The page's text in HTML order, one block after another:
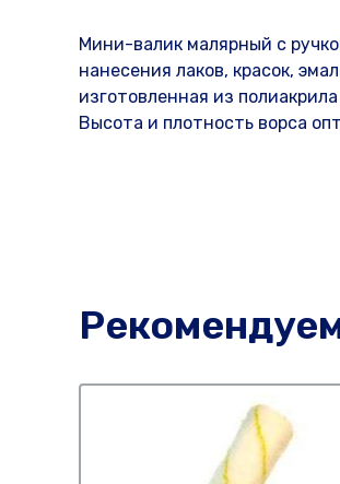
Мини-валик малярный с
нанесения лаков, красок,
изготовленная из
Высота и плотность ворса